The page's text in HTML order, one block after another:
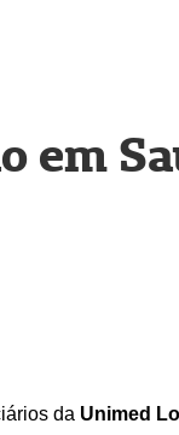
em
da Unimed